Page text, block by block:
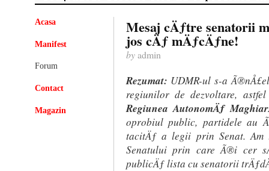
Mesaj cÄƒtre senatorii
jos cÄƒ mÄƒcÄƒne!
byadmin
Rezumat: UDMR-ul s-a
regiunilor de dezvoltare,
Regiunea AutonomÄƒ
oprobiul public, partidele au
tacitÄƒ a legii prin Senat. Am
Senatului prin care Ã®i cer
publicÄƒ lista cu senatorii
Acasa
Manifest
Forum
Contact
Magazin